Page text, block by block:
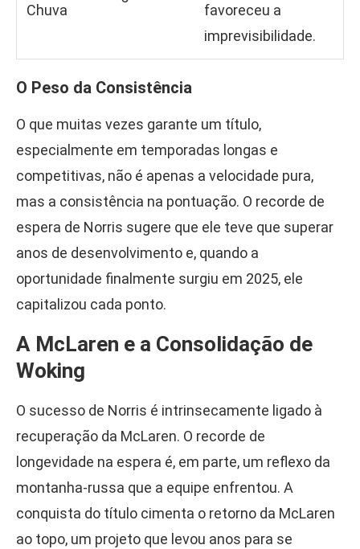
Chuva
favoreceu a
imprevisibilidade.
O Peso da Consistência
O que muitas vezes garante um título,
especialmente em temporadas longas e
competitivas, não é apenas a velocidade pura,
mas a consistência na pontuação. O recorde de
espera de Norris sugere que ele teve que superar
anos de desenvolvimento e, quando a
oportunidade finalmente surgiu em 2025, ele
capitalizou cada ponto.
A McLaren e a Consolidação de
Woking
O sucesso de Norris é intrinsecamente ligado à
recuperação da McLaren. O recorde de
longevidade na espera é, em parte, um reflexo da
montanha-russa que a equipe enfrentou. A
conquista do título cimenta o retorno da McLaren
ao topo, um projeto que levou anos para se